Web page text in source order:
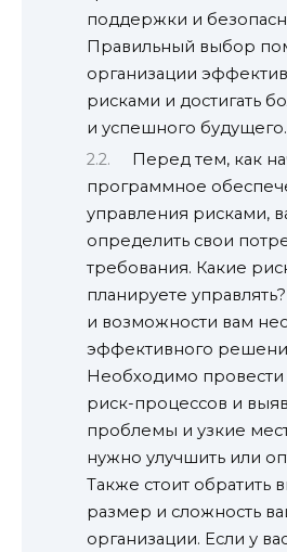
поддержки и
Правильный выбор
организации
рисками и достигать
и успешного будущего.
Перед тем, как
программное
управления рисками,
определить свои
требования. Какие
планируете
и возможности вам
эффективного
Необходимо провести
риск-процессов и
проблемы и узкие
нужно улучшить или
Также стоит обратить
размер и сложность
организации. Если у